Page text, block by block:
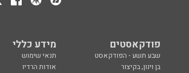
פודקאסטים מידע כללי
שבע תשע - הפודקאסט
תנאי שימוש
בן וינון, בקיצור
אודות הרדיו